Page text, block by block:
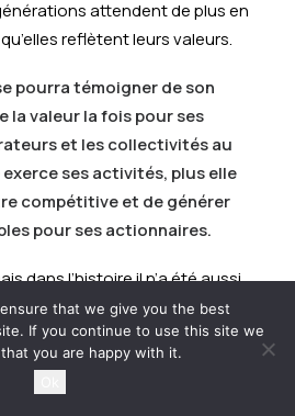
attendent de plus en
reflètent leurs valeurs.
pourra témoigner de son
la valeur la fois pour ses
et les collectivités au
ses activités, plus elle
compétitive et de générer
pour ses actionnaires.
dans l’histoire il n’a été aussi
de répondre aux
prenantes. Nous traversons
détresse économique. Nous
à un tournant historique
that we give you the best
If you continue to use this site we
you are happy with it.